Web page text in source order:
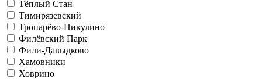
Тёплый Стан
Тимирязевский
Тропарёво-Никулино
Филёвский Парк
Фили-Давыдково
Хамовники
Ховрино